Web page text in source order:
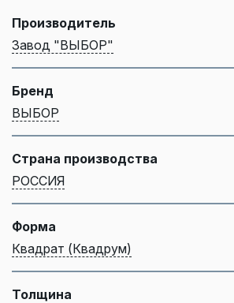
Производитель
Завод "ВЫБОР"
Бренд
ВЫБОР
Страна производства
РОССИЯ
Форма
Квадрат (Квадрум)
Толщина